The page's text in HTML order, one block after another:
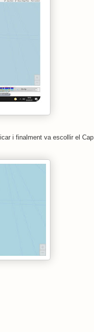
i finalment va escollir el Cap